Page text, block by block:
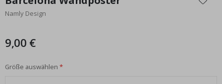
der
Bildgalerie
Namly Design
9,00 €
Größe auswählen